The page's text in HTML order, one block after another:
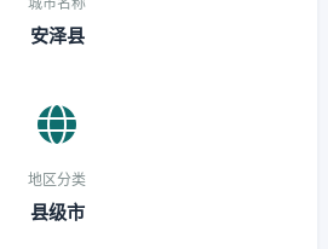
安泽县
地区分类
县级市